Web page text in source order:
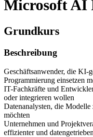
Microsoft AI
Grundkurs
Beschreibung
Geschäftsanwender, die KI-
Programmierung einsetzen
IT-Fachkräfte und
oder integrieren wollen
Datenanalysten, die
möchten
Unternehmen und
effizienter und